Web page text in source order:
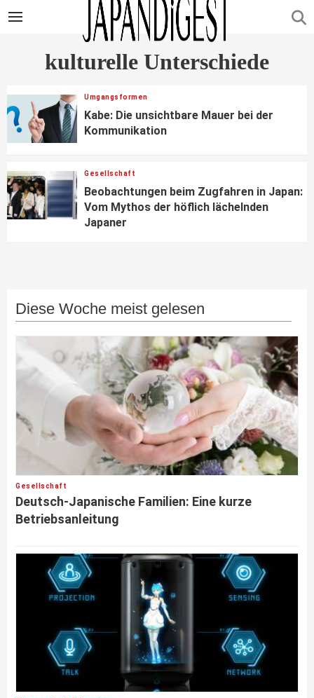
kulturelle Unterschiede
Umgangsformen
Kabe: Die unsichtbare Mauer bei der
Kommunikation
Gesellschaft
Beobachtungen beim Zugfahren in Japan:
Vom Mythos der höflich lächelnden
Japaner
Diese Woche meist gelesen
Gesellschaft
Deutsch-Japanische Familien: Eine kurze
Betriebsanleitung